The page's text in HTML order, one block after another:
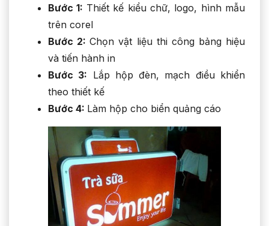
Bước 1: Thiết kế kiểu chữ, logo, hình mẫu
trên corel
Bước 2:Chọn vật liệu thi công bảng hiệu
và tiến hành in
Bước 3: Lắp hộp đèn, mạch điều khiển
theo thiết kế
Bước 4: Làm hộp cho biển quảng cáo